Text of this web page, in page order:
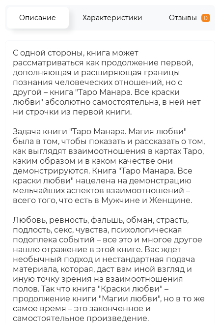
Описание Характеристики Отзывы 0
С одной стороны, книга может
рассматриваться как продолжение первой,
дополняющая и расширяющая границы
познания человеческих отношений, но с
другой – книга "Таро Манара. Все краски
любви" абсолютно самостоятельна, в ней нет
ни строчки из первой книги.
Задача книги "Таро Манара. Магия любви"
была в том, чтобы показать и рассказать о том,
как выглядят взаимоотношения в картах Таро,
каким образом и в каком качестве они
демонстрируются. Книга "Таро Манара. Все
краски любви" нацелена на демонстрацию
мельчайших аспектов взаимоотношений –
всего того, что есть в Мужчине и Женщине.
Любовь, ревность, фальшь, обман, страсть,
подлость, секс, чувства, психологическая
подоплека событий – все это и многое другое
нашло отражение в этой книге. Вас ждет
необычный подход и нестандартная подача
материала, которая, даст вам иной взгляд и
иную точку зрения на взаимоотношения
полов. Так что книга "Краски любви" –
продолжение книги "Магии любви", но в то же
самое время – это законченное и
самостоятельное произведение.